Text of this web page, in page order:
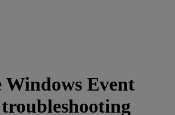
Windows Event